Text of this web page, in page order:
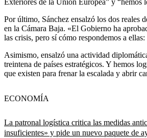
Exteriores de la Unión Europea” y “hemos
Por último, Sánchez ensalzó los dos reales
en la Cámara Baja. «El Gobierno ha
las crisis, pero sí cómo respondemos a
Asimismo, ensalzó una actividad
treintena de países estratégicos. Y hemos
que existen para frenar la escalada y abrir
La patronal logística critica las medidas
insuficientes» y pide un nuevo paquete de
ECONOMÍA